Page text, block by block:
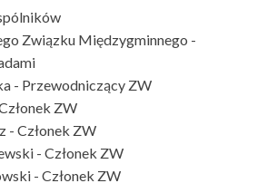
Związku Międzygminnego -
- Przewodniczący ZW
ZW
- Członek ZW
- Członek ZW
- Członek ZW